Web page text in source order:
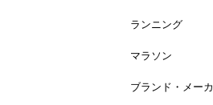
ランニング
マラソン
ブランド・メー